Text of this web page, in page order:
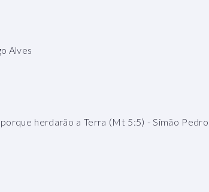
Alves
herdarão a Terra (Mt 5:5) - Simão Pedro